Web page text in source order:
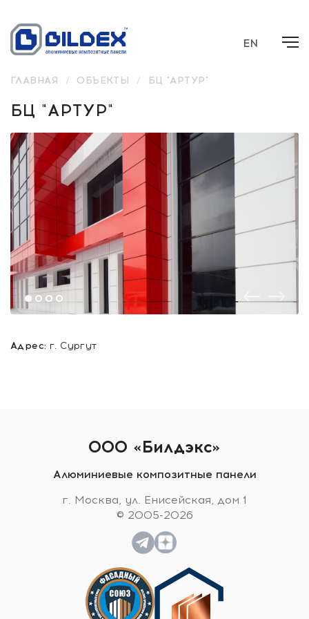
EN
ГЛАВНАЯ / ОБЪЕКТЫ / БЦ "АРТУР"
БЦ "АРТУР"
Адрес: г. Сургут
ООО «Билдэкс»
Алюминиевые композитные панели
г. Москва, ул. Енисейская, дом 1
© 2005-2026